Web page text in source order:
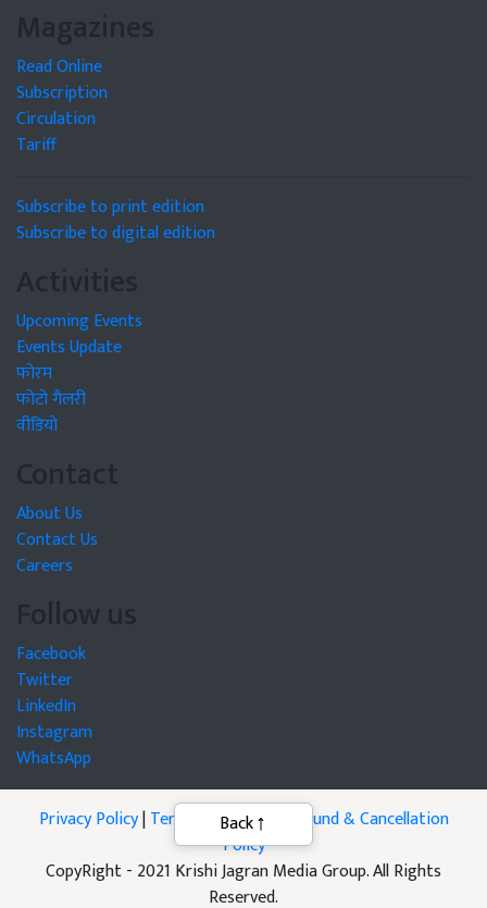
Magazines
Read Online
Subscription
Circulation
Tariff
Subscribe to print edition
Subscribe to digital edition
Activities
Upcoming Events
Events Update
फोरम
फोटो गैलरी
वीडियो
Contact
About Us
Contact Us
Careers
Follow us
Facebook
Twitter
LinkedIn
Instagram
WhatsApp
Privacy Policy|Terms of Service
Refund & Cancellation
Policy
CopyRight - 2021 Krishi Jagran Media Group. All Rights
Reserved.
Back